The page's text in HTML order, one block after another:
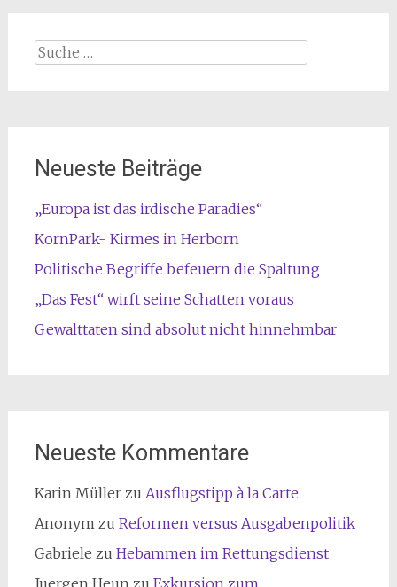
Suche
nach:
Neueste Beiträge
„Europa ist das irdische Paradies“
KornPark- Kirmes in Herborn
Politische Begriffe befeuern die Spaltung
„Das Fest“ wirft seine Schatten voraus
Gewalttaten sind absolut nicht hinnehmbar
Neueste Kommentare
Karin Müllerzu Ausflugstipp à la Carte
Anonym zu Reformen versus Ausgabenpolitik
Gabriele zu Hebammen im Rettungsdienst
Juergen Heun zu Exkursion zum